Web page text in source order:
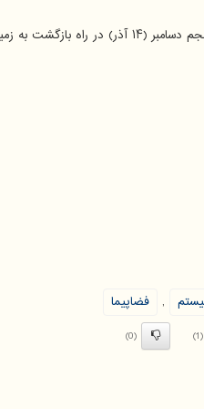
۱۱ دسامبر(۲۰ آذر) به مأموریت خود پایان خواهد داد.
,
فضاپیما
(1)
(0)